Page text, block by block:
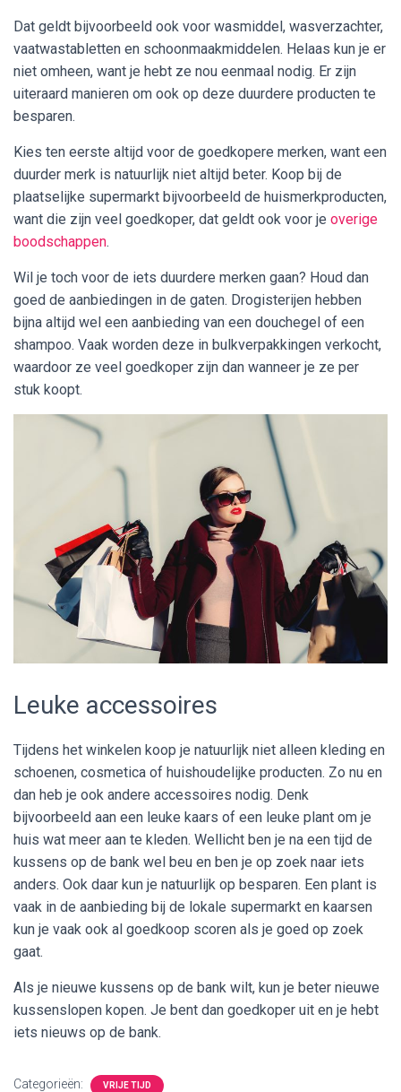
Dat geldt bijvoorbeeld ook voor wasmiddel, wasverzachter,
vaatwastabletten en schoonmaakmiddelen. Helaas kun je er
niet omheen, want je hebt ze nou eenmaal nodig. Er zijn
uiteraard manieren om ook op deze duurdere producten te
besparen.
Kies ten eerste altijd voor de goedkopere merken, want een
duurder merk is natuurlijk niet altijd beter. Koop bij de
plaatselijke supermarkt bijvoorbeeld de huismerkproducten,
want die zijn veel goedkoper, dat geldt ook voor je overige
boodschappen.
Wil je toch voor de iets duurdere merken gaan? Houd dan
goed de aanbiedingen in de gaten. Drogisterijen hebben
bijna altijd wel een aanbieding van een douchegel of een
shampoo. Vaak worden deze in bulkverpakkingen verkocht,
waardoor ze veel goedkoper zijn dan wanneer je ze per
stuk koopt.
Leuke accessoires
Tijdens het winkelen koop je natuurlijk niet alleen kleding en
schoenen, cosmetica of huishoudelijke producten. Zo nu en
dan heb je ook andere accessoires nodig. Denk
bijvoorbeeld aan een leuke kaars of een leuke plant om je
huis wat meer aan te kleden. Wellicht ben je na een tijd de
kussens op de bank wel beu en ben je op zoek naar iets
anders. Ook daar kun je natuurlijk op besparen. Een plant is
vaak in de aanbieding bij de lokale supermarkt en kaarsen
kun je vaak ook al goedkoop scoren als je goed op zoek
gaat.
Als je nieuwe kussens op de bank wilt, kun je beter nieuwe
kussenslopen kopen. Je bent dan goedkoper uit en je hebt
iets nieuws op de bank.
Categorieën: VRIJE TIJD